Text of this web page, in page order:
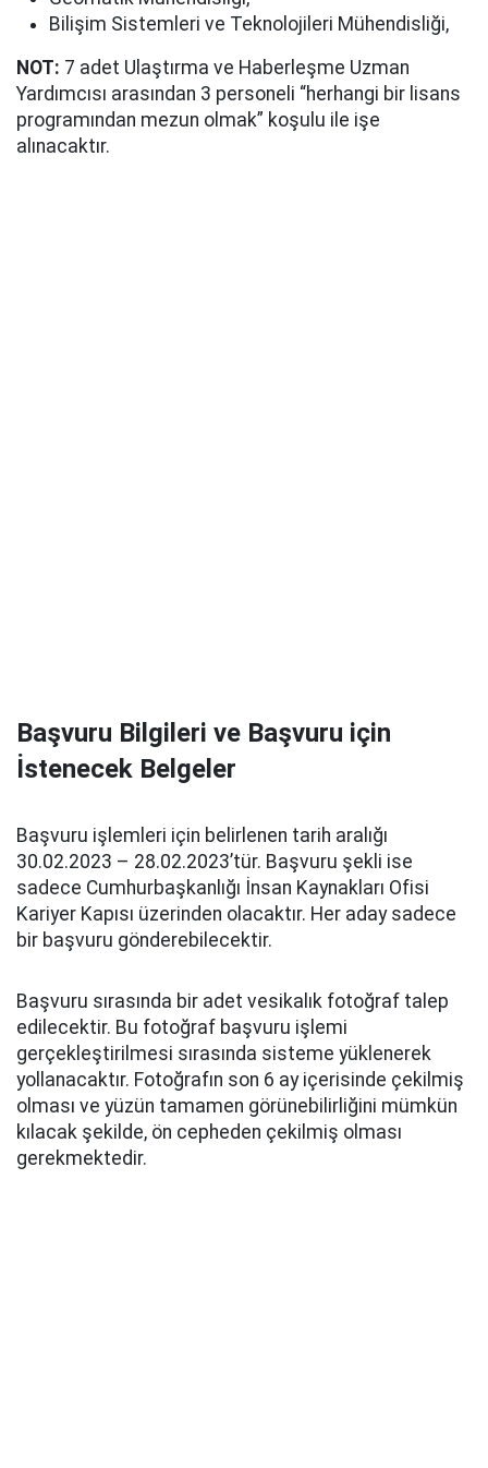
Bilişim Sistemleri ve Teknolojileri Mühendisliği,
NOT: 7 adet Ulaştırma ve Haberleşme Uzman
Yardımcısı arasından 3 personeli “herhangi bir lisans
programından mezun olmak” koşulu ile işe
alınacaktır.
Başvuru Bilgileri ve Başvuru için
İstenecek Belgeler
Başvuru işlemleri için belirlenen tarih aralığı
30.02.2023 – 28.02.2023’tür. Başvuru şekli ise
sadece Cumhurbaşkanlığı İnsan Kaynakları Ofisi
Kariyer Kapısı üzerinden olacaktır. Her aday sadece
bir başvuru gönderebilecektir.
Başvuru sırasında bir adet vesikalık fotoğraf talep
edilecektir. Bu fotoğraf başvuru işlemi
gerçekleştirilmesi sırasında sisteme yüklenerek
yollanacaktır. Fotoğrafın son 6 ay içerisinde çekilmiş
olması ve yüzün tamamen görünebilirliğini mümkün
kılacak şekilde, ön cepheden çekilmiş olması
gerekmektedir.